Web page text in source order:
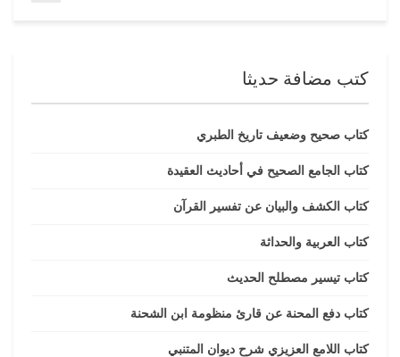
كتب مضافة حديثا
كتاب صحيح وضعيف تاريخ الطبري
كتاب الجامع الصحيح في أحاديث العقيدة
كتاب الكشف والبيان عن تفسير القرآن
كتاب العربية والحداثة
كتاب تيسير مصطلح الحديث
كتاب دفع المحنة عن قارئ منظومة ابن الشحنة
كتاب اللامع العزيزي شرح ديوان المتنبي